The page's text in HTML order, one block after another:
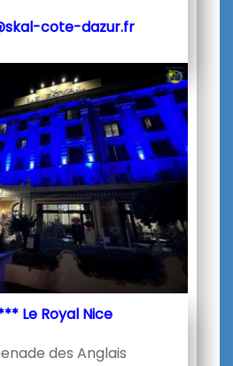
cote-dazur.fr
Le Royal Nice
des Anglais